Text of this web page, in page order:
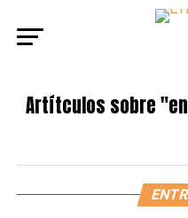
Artítculos sobre